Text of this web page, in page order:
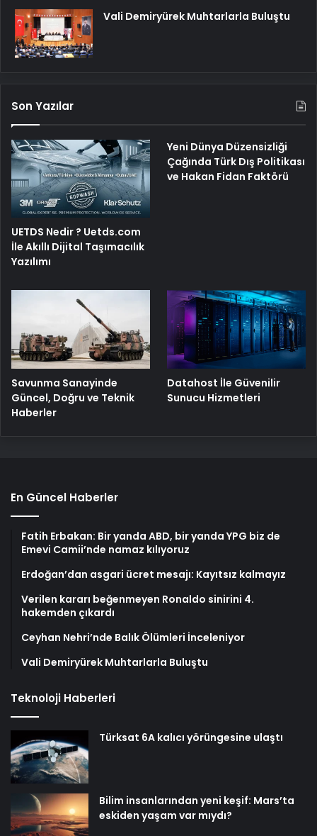
Vali Demiryürek Muhtarlarla Buluştu
Son Yazılar
UETDS Nedir ? Uetds.com
İle Akıllı Dijital Taşımacılık
Yazılımı
Yeni Dünya Düzensizliği
Çağında Türk Dış Politikası
ve Hakan Fidan Faktörü
Savunma Sanayinde
Güncel, Doğru ve Teknik
Haberler
Datahost İle Güvenilir
Sunucu Hizmetleri
En Güncel Haberler
Fatih Erbakan: Bir yanda ABD, bir yanda YPG biz de
Emevi Camii’nde namaz kılıyoruz
Erdoğan’dan asgari ücret mesajı: Kayıtsız kalmayız
Verilen kararı beğenmeyen Ronaldo sinirini 4.
hakemden çıkardı
Ceyhan Nehri’nde Balık Ölümleri İnceleniyor
Vali Demiryürek Muhtarlarla Buluştu
Teknoloji Haberleri
Türksat 6A kalıcı yörüngesine ulaştı
Bilim insanlarından yeni keşif: Mars’ta
eskiden yaşam var mıydı?